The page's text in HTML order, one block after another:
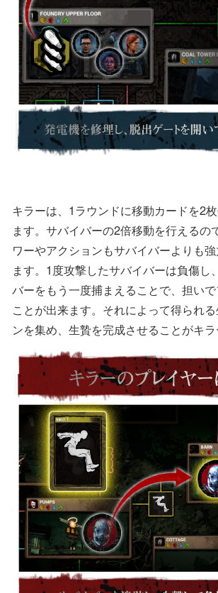
キラーは、1ラウンドに移動カードを2
ます。サバイバーの2倍移動を行えるの
ワーやアクションもサバイバーよりも
ます。1度攻撃したサバイバーは負傷し
バーをもう一度捕まえることで、担い
ことが出来ます。それによって得られ
ンを集め、生贄を完成させることがキラ